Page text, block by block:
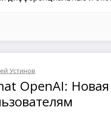
Устинов
OpenAI: